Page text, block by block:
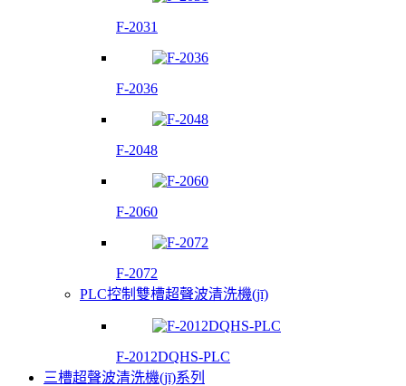
F-2031
F-2036
F-2048
F-2060
F-2072
PLC控制雙槽超聲波清洗機(jī)
F-2012DQHS-PLC
三槽超聲波清洗機(jī)系列